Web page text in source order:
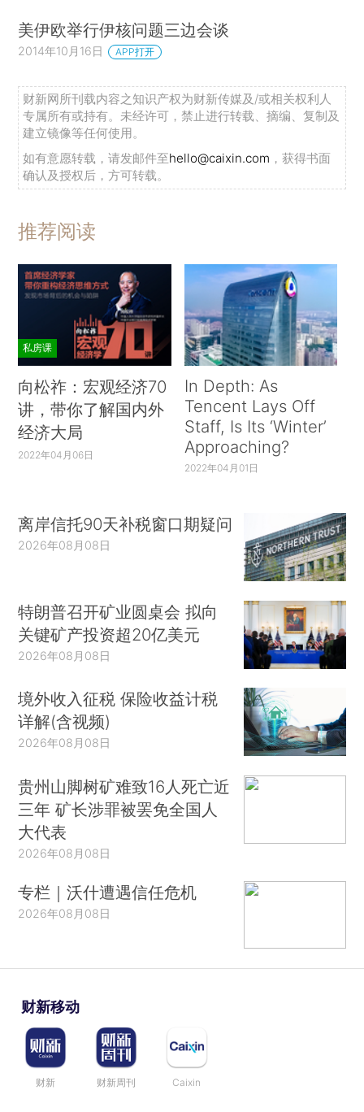
美伊欧举行伊核问题三边会谈
2014年10月16日 APP打开
财新网所刊载内容之知识产权为财新传媒及/或相关权利人
专属所有或持有。未经许可，禁止进行转载、摘编、复制及
建立镜像等任何使用。
如有意愿转载，请发邮件至hello@caixin.com ，获得书面
确认及授权后，方可转载。
推荐阅读
私房课
向松祚：宏观经济70
讲，带你了解国内外
经济大局
2022年04月06日
In Depth: As
Tencent Lays Off
Staff, Is Its ‘Winter’
Approaching?
2022年04月01日
离岸信托90天补税窗口期疑问
2026年08月08日
特朗普召开矿业圆桌会 拟向
关键矿产投资超20亿美元
2026年08月08日
境外收入征税 保险收益计税
详解(含视频)
2026年08月08日
贵州山脚树矿难致16人死亡近
三年 矿长涉罪被罢免全国人
大代表
2026年08月08日
专栏｜沃什遭遇信任危机
2026年08月08日
财新移动
财新 财新周刊 Caixin